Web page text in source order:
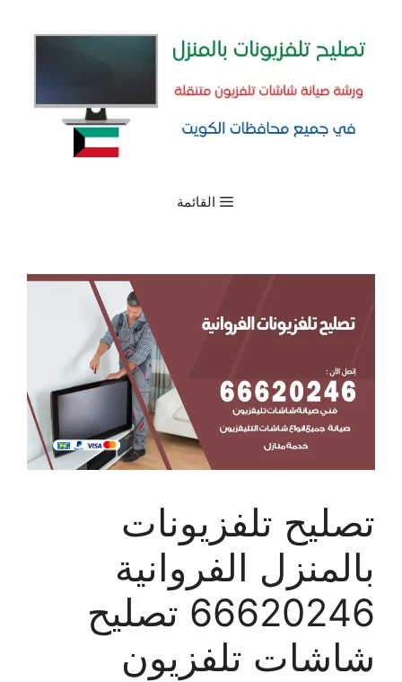
المحتوى
القائمة
تصليح تلفزيونات
بالمنزل الفروانية
66620246 تصليح
شاشات تلفزيون